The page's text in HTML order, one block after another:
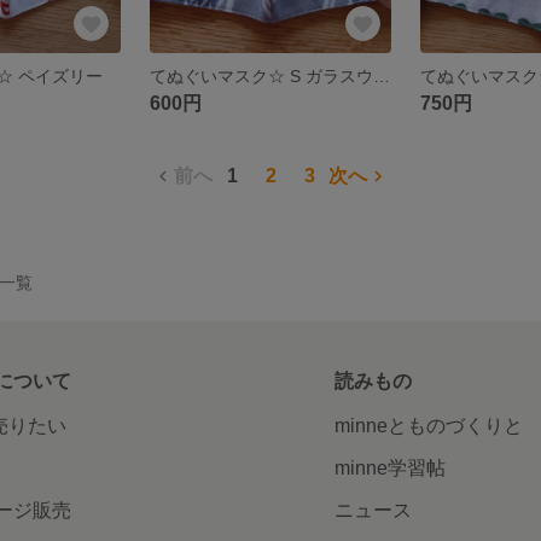
ペイズリー
600円
てぬぐいマス
750円
前へ 1 2 3 次へ
覧
ついて
りたい
ジ販売
読みもの
minneとものづくりと
minne学習帖
ニュース